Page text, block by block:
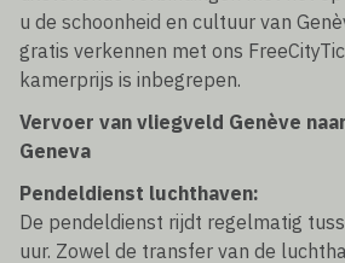
u de schoonheid en cultuur van
gratis verkennen met ons
kamerprijs is inbegrepen.
Vervoer van vliegveld Genève
Geneva
Pendeldienst luchthaven:
De pendeldienst rijdt regelmatig
uur. Zowel de transfer van de